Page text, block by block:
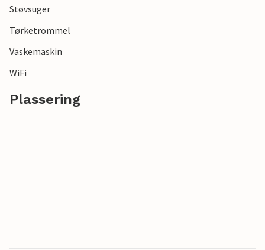
Støvsuger
Tørketrommel
Vaskemaskin
WiFi
Plassering